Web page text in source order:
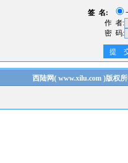
签 名:
作 者:
密 码:
提
西陆网( www.xilu.com)版权